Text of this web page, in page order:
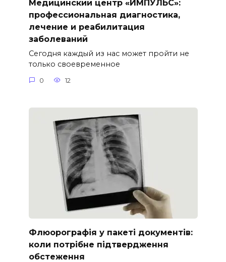
Медицинский центр «ИМПУЛЬС»:
профессиональная диагностика,
лечение и реабилитация
заболеваний
Сегодня каждый из нас может пройти не
только своевременное
0 12
Флюорографія у пакеті документів:
коли потрібне підтвердження
обстеження